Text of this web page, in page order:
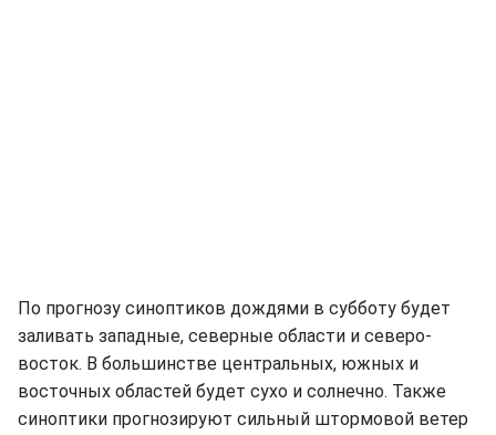
По прогнозу синоптиков дождями в субботу будет
заливать западные, северные области и северо-
восток. В большинстве центральных, южных и
восточных областей будет сухо и солнечно. Также
синоптики прогнозируют сильный штормовой ветер